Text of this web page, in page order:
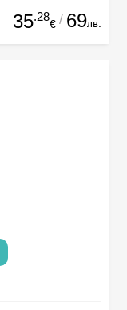
35.28
€ / 69лв.